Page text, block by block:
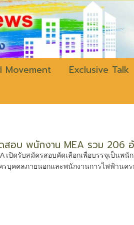
Movement Exclusive Talk
สอบ พนักงาน MEA รวม 206
เปิดรับสมัครสอบคัดเลือกเพื่อบรรจุเป็นพ
รบุคคลภายนอกและพนักงานการไฟฟ้านคร